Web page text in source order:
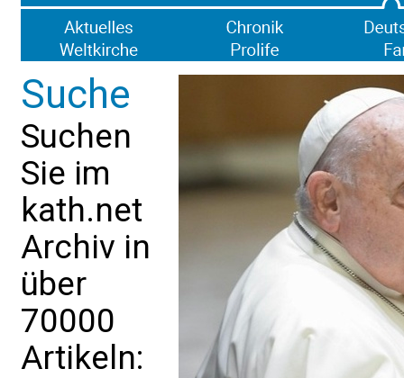
Suche
Suchen
Sie im
kath.net
Archiv in
über
70000
Artikeln: